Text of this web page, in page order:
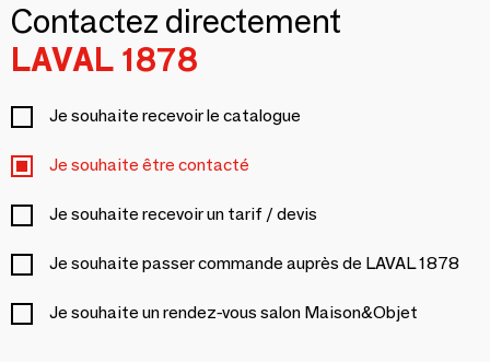
Contactez directement
LAVAL 1878
Je souhaite recevoir le catalogue
Je souhaite être contacté
Je souhaite recevoir un tarif / devis
Je souhaite passer commande auprès de LAVAL 1878
Je souhaite un rendez-vous salon Maison&Objet